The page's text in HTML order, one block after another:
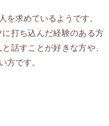
を求めているようです。
打ち込んだ経験のある方
話すことが好きな方や、
方です。